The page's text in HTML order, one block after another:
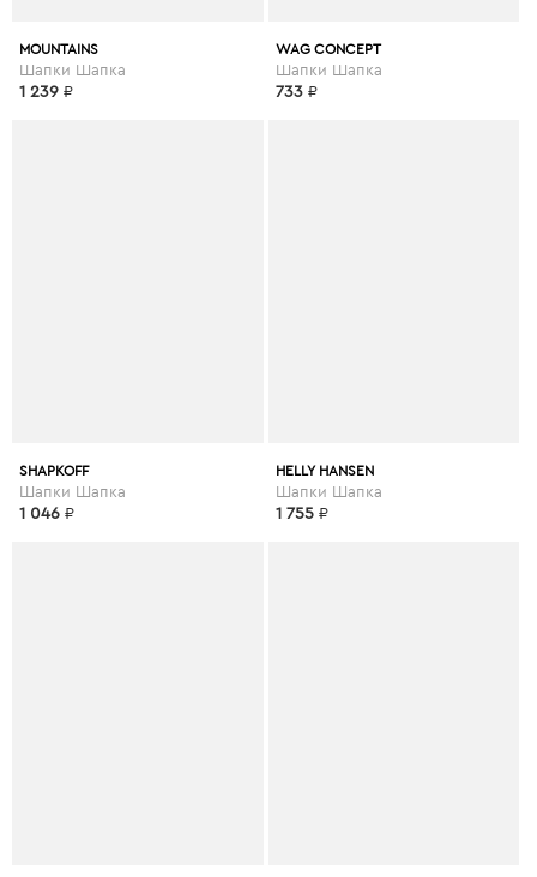
MOUNTAINS
Шапки Шапка
1 239 ₽
WAG СONCEPT
Шапки Шапка
733 ₽
SHAPKOFF
Шапки Шапка
1 046 ₽
HELLY HANSEN
Шапки Шапка
1 755 ₽